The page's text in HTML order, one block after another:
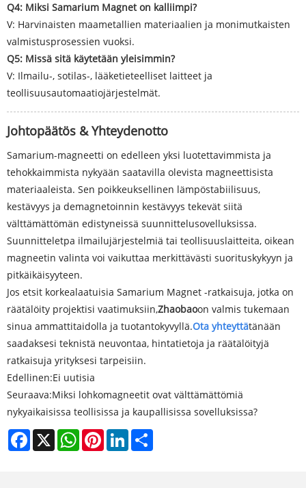
Q4: Miksi Samarium Magnet on kalliimpi?
V: Harvinaisten maametallien materiaalien ja monimutkaisten
valmistusprosessien vuoksi.
Q5: Missä sitä käytetään yleisimmin?
V: Ilmailu-, sotilas-, lääketieteelliset laitteet ja
teollisuusautomaatiojärjestelmät.
Johtopäätös & Yhteydenotto
Samarium-magneetti on edelleen yksi luotettavimmista ja
tehokkaimmista nykyään saatavilla olevista magneettisista
materiaaleista. Sen poikkeuksellinen lämpöstabiilisuus,
kestävyys ja demagnetoinnin kestävyys tekevät siitä
välttämättömän edistyneissä suunnittelusovelluksissa.
Suunnitteletpa ilmailujärjestelmiä tai teollisuuslaitteita, oikean
magneetin valinta voi vaikuttaa merkittävästi suorituskykyyn ja
pitkäikäisyyteen.
Jos etsit korkealaatuisia Samarium Magnet -ratkaisuja, jotka on
räätälöity projektisi vaatimuksiin,Zhaobaoon valmis tukemaan
sinua ammattitaidolla ja tuotantokyvyllä.Ota yhteyttätänään
saadaksesi teknistä neuvontaa, hintatietoja ja räätälöityjä
ratkaisuja yrityksesi tarpeisiin.
Edellinen:Ei uutisia
Seuraava:Miksi lohkomagneetit ovat välttämättömiä
nykyaikaisissa teollisissa ja kaupallisissa sovelluksissa?
Facebook
X WhatsAppPinterestLinkedIn